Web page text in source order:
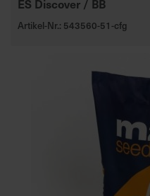
ES Discover / BB
Artikel-Nr.: 543560-51-cfg